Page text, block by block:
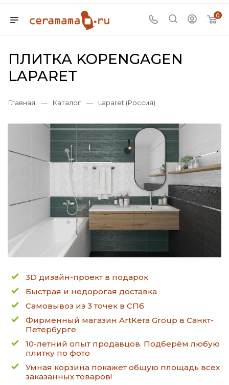
0
ПЛИТКА KOPENGAGEN
LAPARET
Главная — Каталог — Laparet (Россия)
3D дизайн-проект в подарок
Быстрая и недорогая доставка
Самовывоз из 3 точек в СПб
Фирменный магазин ArtKera Group в Санкт-
Петербурге
10-летний опыт продавцов. Подберём любую
плитку по фото
Умная корзина покажет общую площадь всех
заказанных товаров!